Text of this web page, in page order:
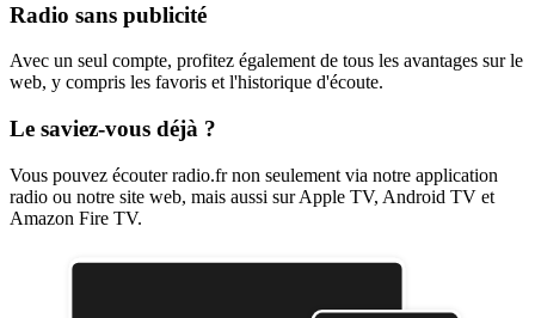
Radio sans publicité
Avec un seul compte, profitez également de tous les avantages sur le
web, y compris les favoris et l'historique d'écoute.
Le saviez-vous déjà ?
Vous pouvez écouter radio.fr non seulement via notre application
radio ou notre site web, mais aussi sur Apple TV, Android TV et
Amazon Fire TV.